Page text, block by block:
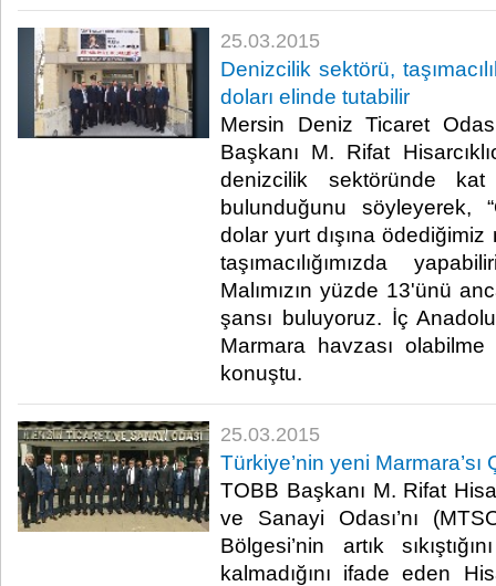
25.03.2015
Denizcilik sektörü,
doları elinde tutabilir
Mersin Deniz Ticaret
Başkanı M. Rifat
denizcilik sektöründe
bulunduğunu söyleyerek,
dolar yurt dışına
taşımacılığımızda
Malımızın yüzde 13'ünü
şansı buluyoruz. İç
Marmara havzası
konuştu.​
25.03.2015
Türkiye’nin yeni
TOBB Başkanı M. Rifat
ve Sanayi Odası’nı
Bölgesi’nin artık
kalmadığını ifade eden